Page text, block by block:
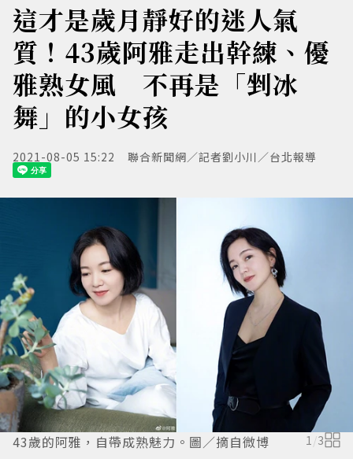
這才是歲月靜好的迷人氣
質！43歲阿雅走出幹練、優
雅熟女風 不再是「剉冰
舞」的小女孩
2021-08-05 15:22 聯合新聞網／記者劉小川／台北報導
43歲的阿雅，自帶成熟魅力。圖／摘自微博 1/3